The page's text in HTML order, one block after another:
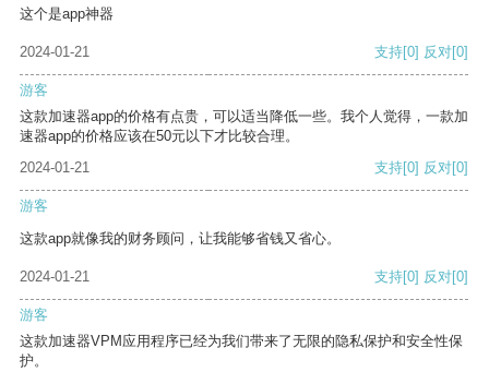
这个是app神器
2024-01-21 支持[0] 反对[0]
游客
这款加速器app的价格有点贵，可以适当降低一些。我个人觉得，一款加
速器app的价格应该在50元以下才比较合理。
2024-01-21
支持[0] 反对[0]
游客
这款app就像我的财务顾问，让我能够省钱又省心。
2024-01-21 支持[0] 反对[0]
游客
这款加速器VPM应用程序已经为我们带来了无限的隐私保护和安全性保
护。